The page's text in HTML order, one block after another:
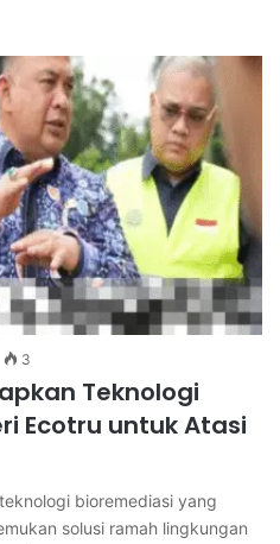
3
Teknologi
Ecotru untuk Atasi
bioremediasi yang
solusi ramah lingkungan